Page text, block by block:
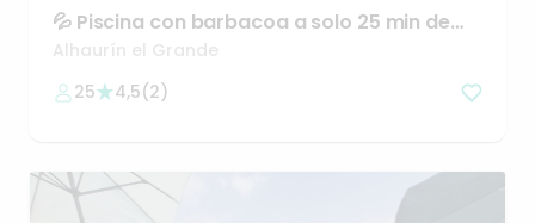
💦 Piscina con barbacoa a solo 25 min de
Málaga 🌴
Alhaurín el Grande
25
4,5(2)